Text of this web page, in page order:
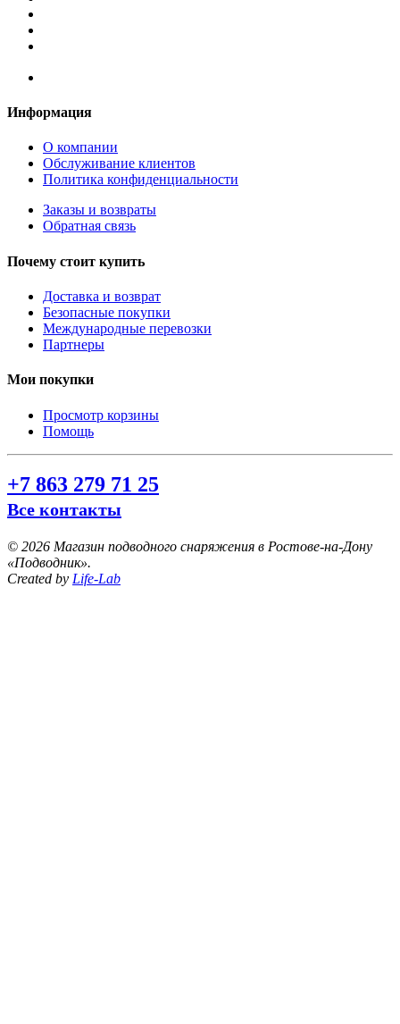
Информация
О компании
Обслуживание клиентов
Политика конфиденциальности
Заказы и возвраты
Обратная связь
Почему стоит купить
Доставка и возврат
Безопасные покупки
Международные перевозки
Партнеры
Мои покупки
Просмотр корзины
Помощь
+7 863 279 71 25
Все контакты
© 2026 Магазин подводного снаряжения в Ростове-на-Дону
«Подводник».
Created by Life-Lab